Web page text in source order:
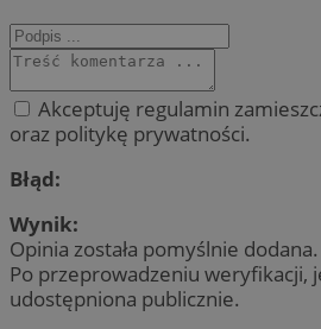
Akceptuję regulamin
oraz politykę prywatności.
Błąd:
Wynik:
Opinia została pomyślnie dodana.
Po przeprowadzeniu weryfikacji,
udostępniona publicznie.